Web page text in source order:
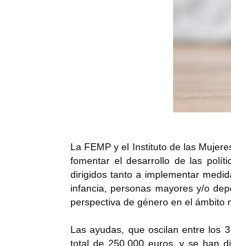
La FEMP y el Instituto de las
fomentar el desarrollo de las
dirigidos tanto a implementar
infancia, personas mayores y/o
perspectiva de género en el ámbito
Las ayudas, que oscilan entre los
total de 250.000 euros, y se han